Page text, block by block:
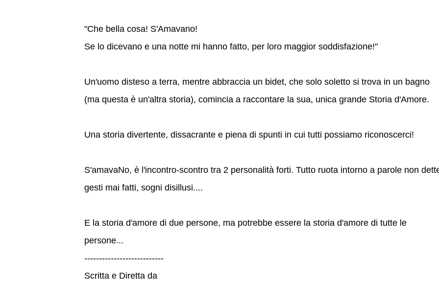
"Che bella cosa! S'Amavano!
Se lo dicevano e una notte mi hanno fatto, per loro maggior soddisfazione!"
Un'uomo disteso a terra, mentre abbraccia un bidet, che solo soletto si trova in un bagno
(ma questa è un'altra storia), comincia a raccontare la sua, unica grande Storia d'Amore.
Una storia divertente, dissacrante e piena di spunti in cui tutti possiamo riconoscerci!
S'amavaNo, è l'incontro-scontro tra 2 personalità forti. Tutto ruota intorno a parole non
gesti mai fatti, sogni disillusi....
E la storia d'amore di due persone, ma potrebbe essere la storia d'amore di tutte le
persone...
---------------------------
Scritta e Diretta da